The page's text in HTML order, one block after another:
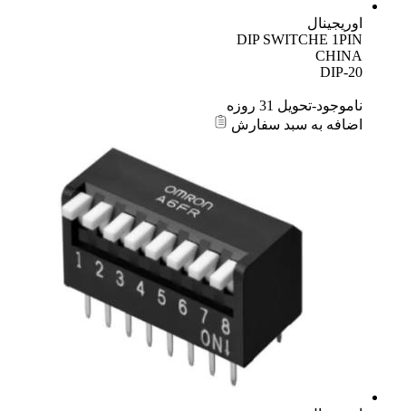
اوریجینال
DIP SWITCHE 1PIN
CHINA
DIP-20
ناموجود-تحویل 31 روزه
اضافه به سبد سفارش